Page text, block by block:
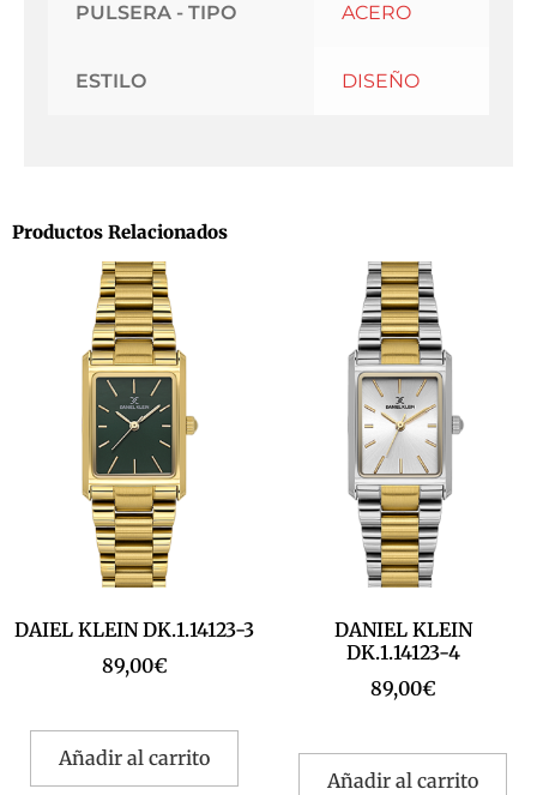
PULSERA - TIPO ACERO
ESTILO DISEÑO
Productos Relacionados
DAIEL KLEIN DK.1.14123-3
89,00€
Añadir al carrito
DANIEL KLEIN
DK.1.14123-4
89,00€
Añadir al carrito